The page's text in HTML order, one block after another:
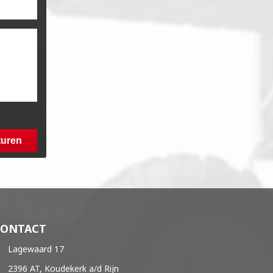
Lagewaard 17
2396 AT, Koudekerk a/d Rijn